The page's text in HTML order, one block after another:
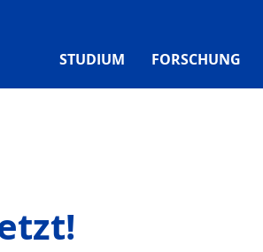
STUDIUM FORSCHUNG